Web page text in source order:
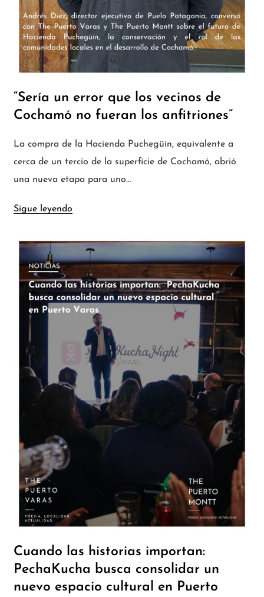
“Sería un error que los vecinos de
Cochamó no fueran los anfitriones”
La compra de la Hacienda Puchegüín, equivalente a
cerca de un tercio de la superficie de Cochamó, abrió
una nueva etapa para uno…
Sigue leyendo
Cuando las historias importan:
PechaKucha busca consolidar un
nuevo espacio cultural en Puerto